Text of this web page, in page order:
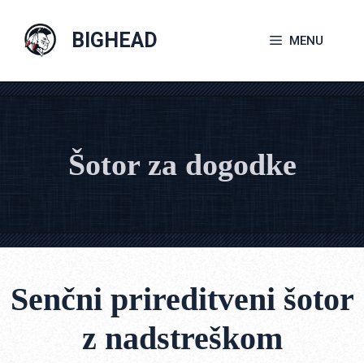
content
BIGHEAD MENU
Šotor za dogodke
Senčni prireditveni šotor
z nadstreškom